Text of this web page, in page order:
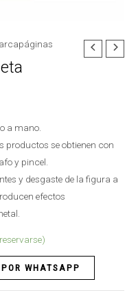
a mano.
productos se obtienen con
y pincel.
y desgaste de la figura a
efectos
WHATSAPP